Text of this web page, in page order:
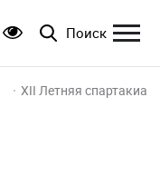
Поиск
XII Летняя